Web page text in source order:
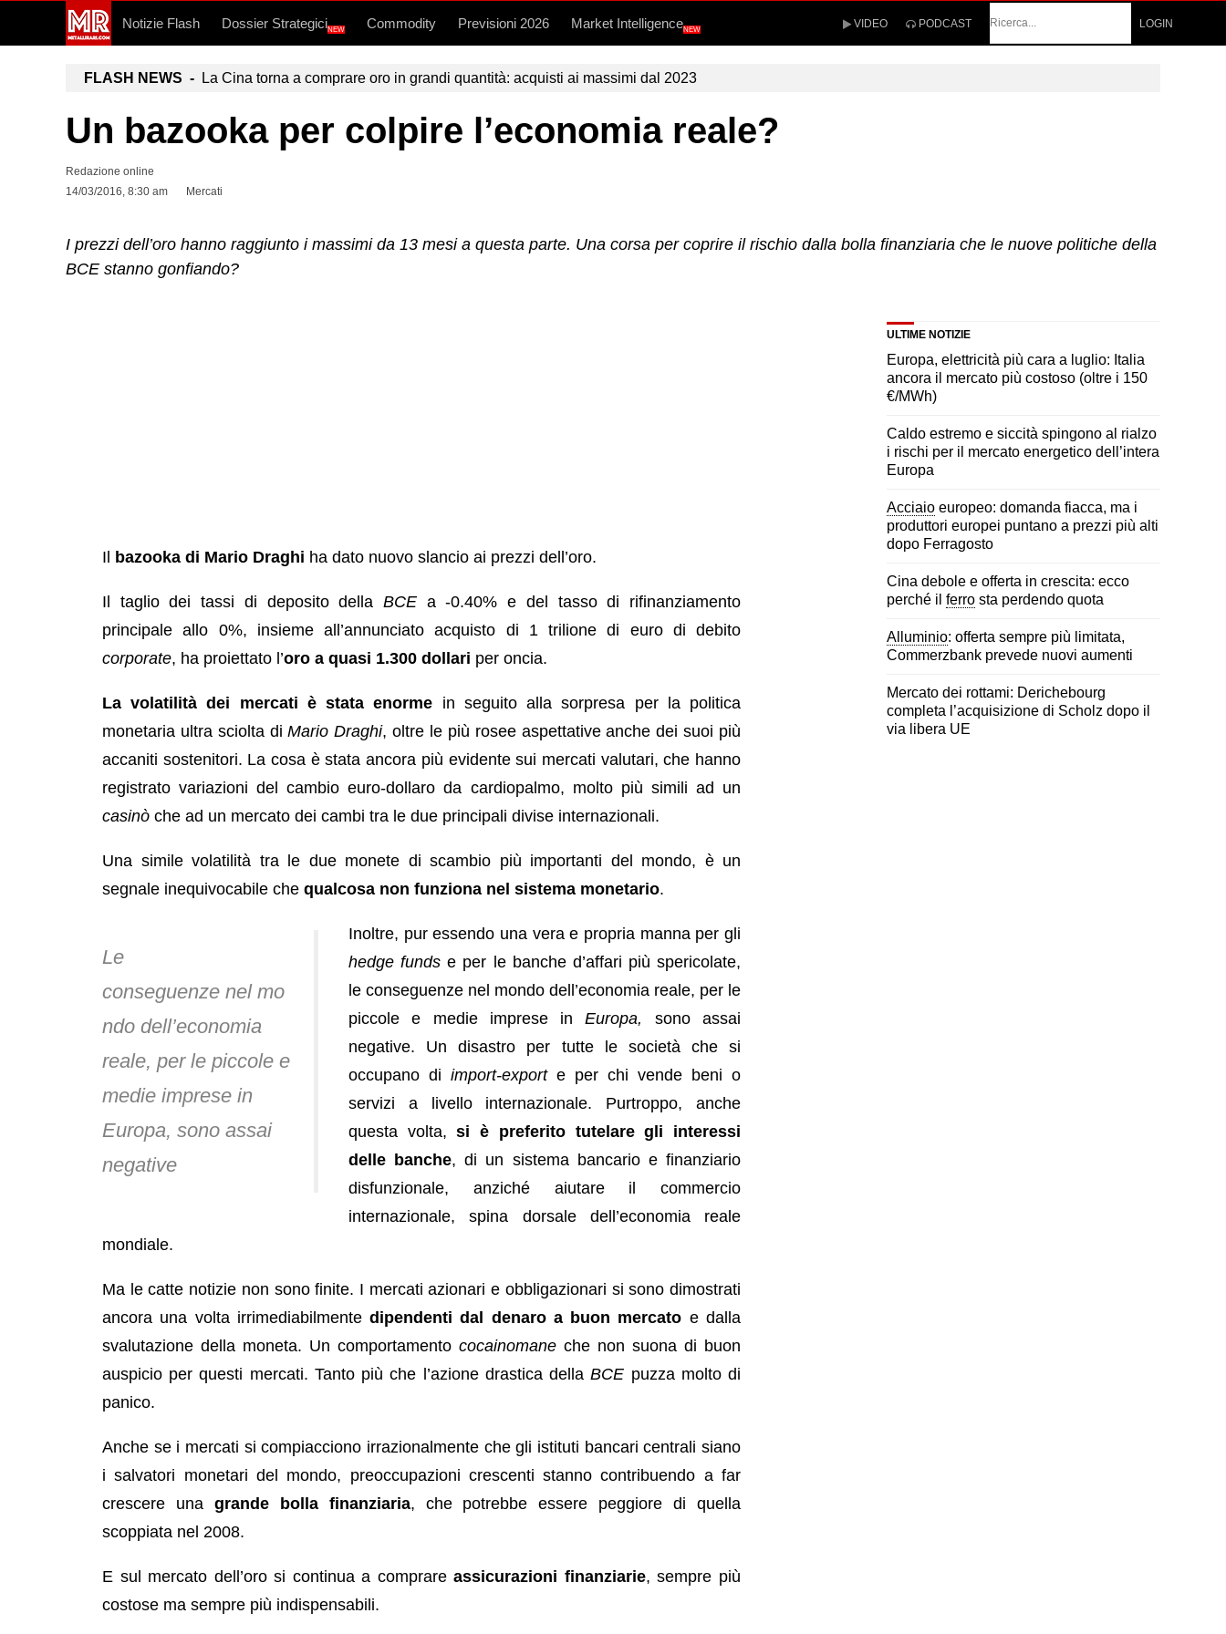
Notizie Flash Dossier StrategiciNEW Commodity Previsioni 2026 Market IntelligenceNEW VIDEO PODCAST
LOGIN
FLASH NEWS - La Cina torna a comprare oro in grandi quantità: acquisti ai massimi dal 2023
Un bazooka per colpire l’economia reale?
Redazione online
14/03/2016, 8:30 am
Mercati
I prezzi dell’oro hanno raggiunto i massimi da 13 mesi a questa parte. Una corsa per coprire il rischio dalla bolla finanziaria che le nuove politiche della
BCE stanno gonfiando?
Il bazooka di Mario Draghi ha dato nuovo slancio ai prezzi dell’oro.
Il taglio dei tassi di deposito della BCE a -0.40% e del tasso di rifinanziamento
principale allo 0%, insieme all’annunciato acquisto di 1 trilione di euro di debito
corporate, ha proiettato l’oro a quasi 1.300 dollari per oncia.
La volatilità dei mercati è stata enorme in seguito alla sorpresa per la politica
monetaria ultra sciolta diMario Draghi, oltre le più rosee aspettative anche dei suoi più
accaniti sostenitori. La cosa è stata ancora più evidente sui mercati valutari, che hanno
registrato variazioni del cambio euro-dollaro da cardiopalmo, molto più simili ad un
casinò che ad un mercato dei cambi tra le due principali divise internazionali.
Una simile volatilità tra le due monete di scambio più importanti del mondo, è un
segnale inequivocabile che qualcosa non funziona nel sistema monetario.
Le
conseguenze nel mo
ndo dell’economia
reale, per le piccole e
medie imprese in
Europa, sono assai
negative
Inoltre, pur essendo una vera e propria manna per gli
hedge funds e per le banche d’affari più spericolate,
le conseguenze nel mondo dell’economia reale, per le
piccole e medie imprese inEuropa,
sono assai
negative. Un disastro per tutte le società che si
occupano di import-export e per chi vende beni o
servizi a livello internazionale. Purtroppo, anche
questa volta,si è preferito tutelare gli interessi
delle banche, di un sistema bancario e finanziario
disfunzionale, anziché aiutare il commercio
internazionale, spina dorsale dell’economia reale
mondiale.
Ma le catte notizie non sono finite. I mercati azionari e obbligazionari si sono dimostrati
ancora una volta irrimediabilmentedipendenti dal denaro a buon mercato e dalla
svalutazione della moneta. Un comportamento cocainomane che non suona di buon
auspicio per questi mercati. Tanto più che l’azione drastica dellaBCE puzza molto di
panico.
Anche se i mercati si compiacciono irrazionalmente che gli istituti bancari centrali siano
i salvatori monetari del mondo, preoccupazioni crescenti stanno contribuendo a far
crescere una grande bolla finanziaria, che potrebbe essere peggiore di quella
scoppiata nel 2008.
E sul mercato dell’oro si continua a comprareassicurazioni finanziarie, sempre più
costose ma sempre più indispensabili.
ULTIME NOTIZIE
Europa, elettricità più cara a luglio: Italia
ancora il mercato più costoso (oltre i 150
€/MWh)
Caldo estremo e siccità spingono al rialzo
i rischi per il mercato energetico dell’intera
Europa
Acciaio europeo: domanda fiacca, ma i
produttori europei puntano a prezzi più alti
dopo Ferragosto
Cina debole e offerta in crescita: ecco
perché il ferro sta perdendo quota
Alluminio: offerta sempre più limitata,
Commerzbank prevede nuovi aumenti
Mercato dei rottami: Derichebourg
completa l’acquisizione di Scholz dopo il
via libera UE